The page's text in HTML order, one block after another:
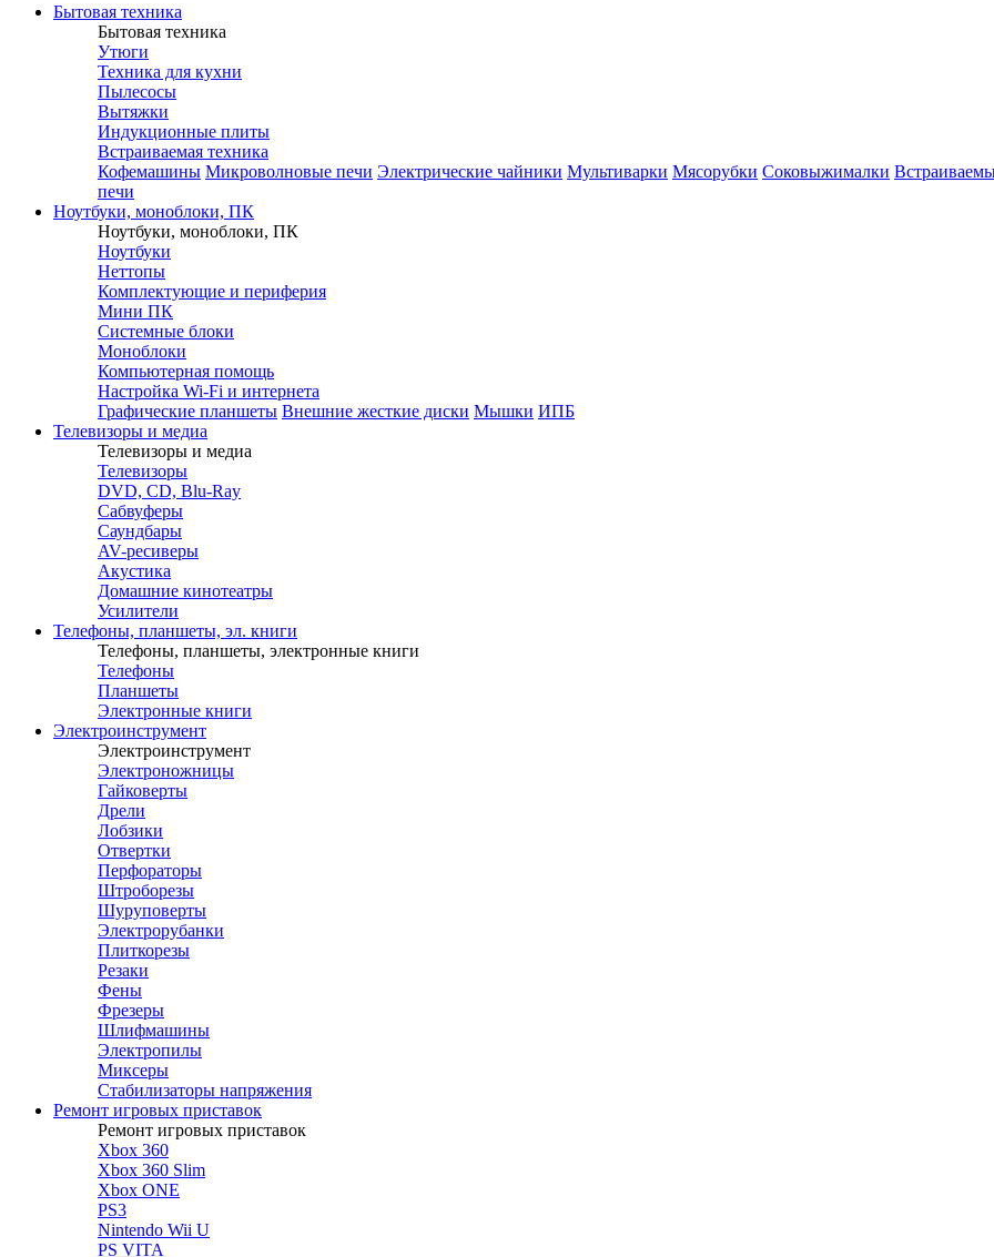
Бытовая техника
Бытовая техника
Утюги
Техника для кухни
Пылесосы
Вытяжки
Индукционные плиты
Встраиваемая техника
Кофемашины Микроволновые печи Электрические чайники Мультиварки Мясорубки Соковыжималки
печи
Ноутбуки, моноблоки, ПК
Ноутбуки, моноблоки, ПК
Ноутбуки
Неттопы
Комплектующие и периферия
Мини ПК
Системные блоки
Моноблоки
Компьютерная помощь
Настройка Wi-Fi и интернета
Графические планшеты Внешние жесткие диски Мышки ИПБ
Телевизоры и медиа
Телевизоры и медиа
Телевизоры
DVD, CD, Blu-Ray
Сабвуферы
Саундбары
AV-ресиверы
Акустика
Домашние кинотеатры
Усилители
Телефоны, планшеты, эл. книги
Телефоны, планшеты, электронные книги
Телефоны
Планшеты
Электронные книги
Электроинструмент
Электроинструмент
Электроножницы
Гайковерты
Дрели
Лобзики
Отвертки
Перфораторы
Штроборезы
Шуруповерты
Электрорубанки
Плиткорезы
Резаки
Фены
Фрезеры
Шлифмашины
Электропилы
Миксеры
Стабилизаторы напряжения
Ремонт игровых приставок
Ремонт игровых приставок
Xbox 360
Xbox 360 Slim
Xbox ONE
PS3
Nintendo Wii U
PS VITA